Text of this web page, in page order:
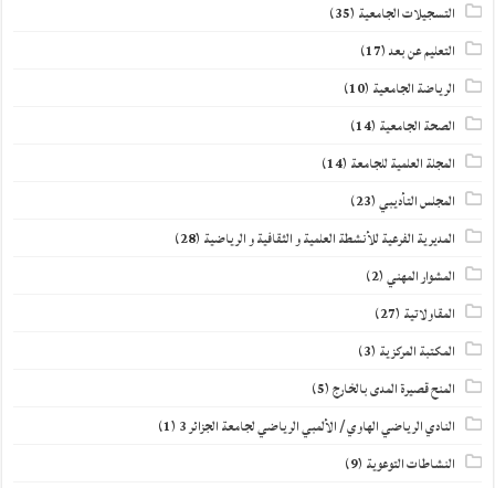
التسجيلات الجامعية (35)
التعليم عن بعد(17)
الرياضة الجامعية (10)
الصحة الجامعية (14)
المجلة العلمية للجامعة (14)
المجلس التأديبي(23)
المديرية الفرعية للأنشطة العلمية و الثقافية و الرياضية (28)
المشوار المهني(2)
المقاولاتية (27)
المكتبة المركزية (3)
المنح قصيرة المدى بالخارج(5)
النادي الرياضي الهاوي / الألمبي الرياضي لجامعة الجزائر 3 (1)
النشاطات التوعوية (9)